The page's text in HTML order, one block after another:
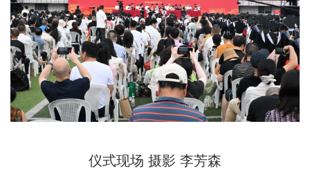
仪式现场 摄影 李芳森